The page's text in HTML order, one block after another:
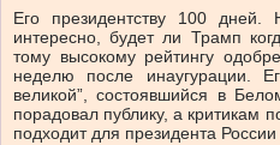
Его президентству 100 дней.
интересно, будет ли Трамп
тому высокому рейтингу
неделю после инаугурации.
великой”, состоявшийся в
порадовал публику, а критикам
подходит для президента